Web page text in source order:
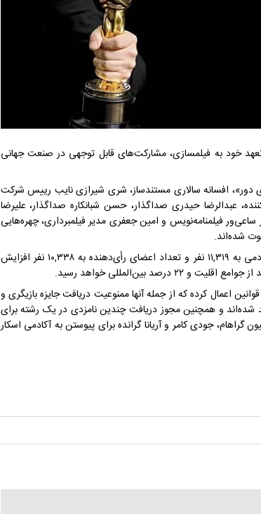
تعهد خود به فیلمسازی، مشارکت‌های قابل توجهی در صنعت جهانی
دور»، افسانه سالاری مستندساز، شری شیرازی نایب رییس شرکت
عبدالرضا حیدری صداگذار، حسن شبانکاره صداگذار، علیرضا
ساعی‌ور فیلمنامه‌نویس و امین جعفری مدیر فیلمبرداری، چهره‌هایی
شده‌اند.
اگر همه دعوت‌نامه‌ها پذیرفته شوند، تعداد کل اعضای آکادمی به ۱۱,۳۱۹ نفر و تعداد اعضای رأی‌دهنده به ۱۰,۳۳۸ نفر افزایش
از فصل جوایز ۲۰۲۷ تغییراتی در قوانین اعمال کرده که از جمله آنها ممنوعیت دریافت جایزه بازیگری و
و همچنین مجوز دریافت چندین نامزدی در یک رشته برای
جودی کامر و آریانا گرانده برای پیوستن به آکادمی اسکار